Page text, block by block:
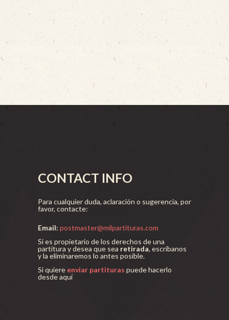
CONTACT INFO
Para cualquier duda, aclaración o sugerencia, por
favor, contacte:
Email: postmaster@milpartituras.com
Si es propietario de los derechos de una
partitura y desea que sea retirada, escríbanos
y la eliminaremos lo antes posible.
Si quiere enviar partituras puede hacerlo
desde aquí